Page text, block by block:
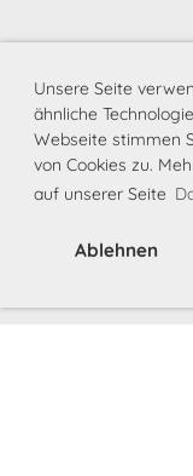
Unsere Seite
ähnliche
Webseite stimmen
von Cookies zu.
auf unserer Seite
Ablehnen